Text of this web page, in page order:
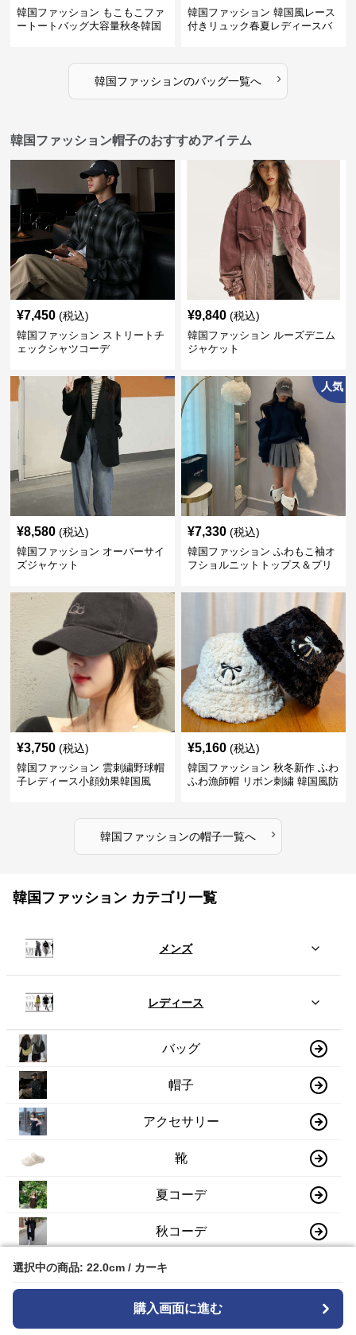
選択中の商品: 22.0cm / カーキ
購入画面に進む
選択中の商品: 22.0cm / カーキ
購入画面に進む
韓国ファッション もこもこファ
ートートバッグ大容量秋冬韓国
韓国ファッション 韓国風レース
付きリュック春夏レディースバ
韓国ファッションのバッグ一覧へ ›
韓国ファッション帽子のおすすめアイテム
¥7,450 (税込)
韓国ファッション ストリートチ
ェックシャツコーデ
¥9,840 (税込)
韓国ファッション ルーズデニム
ジャケット
¥8,580 (税込)
韓国ファッション オーバーサイ
ズジャケット
人気
¥7,330 (税込)
韓国ファッション ふわもこ袖オ
フショルニットトップス＆プリ
¥3,750 (税込)
韓国ファッション 雲刺繍野球帽
子レディース小顔効果韓国風
¥5,160 (税込)
韓国ファッション 秋冬新作 ふわ
ふわ漁師帽 リボン刺繍 韓国風防
韓国ファッションの帽子一覧へ ›
韓国ファッション カテゴリ一覧
メンズ
レディース
バッグ
帽子
アクセサリー
靴
夏コーデ
秋コーデ
冬コーデ